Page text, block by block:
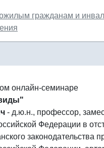
гражданам и
онлайн-семинаре
- д.ю.н., профессор,
Федерации в
законодательства